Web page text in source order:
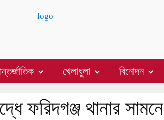
খেলাধুলা বিনোদন
ফরিদগঞ্জ থানার সামনে